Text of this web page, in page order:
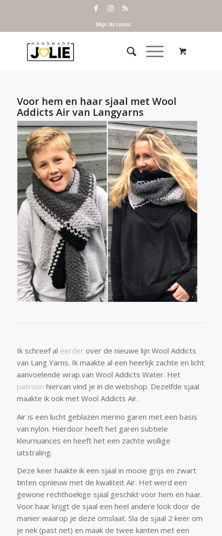
Mijn Account
Voor hem en haar sjaal met Wool
Addicts Air van Langyarns
Ik schreef al eerderover de nieuwe lijn Wool Addicts
van Lang Yarns. Ik maakte al een heerlijk zachte en licht
aanvoelende wrap van Wool Addicts Water. Het
patroon hiervan vind je in de webshop. Dezelfde sjaal
maakte ik ook met Wool Addicts Air.
Air is een lucht geblazen merino garen met een basis
van nylon. Hierdoor heeft het garen subtiele
kleurnuances en heeft het een zachte wollige
uitstraling.
Deze keer haakte ik een sjaal in mooie grijs en zwart
tinten opnieuw met de kwaliteit Air. Het werd een
gewone rechthoekige sjaal geschikt voor hem en haar.
Voor haar krijgt de sjaal een heel andere look door de
manier waarop je deze omslaat. Sla de sjaal 2 keer om
je nek (past net) en maak de twee kanten met een